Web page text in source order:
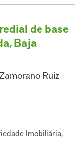
de base
Baja
Ruiz
Imobiliária,